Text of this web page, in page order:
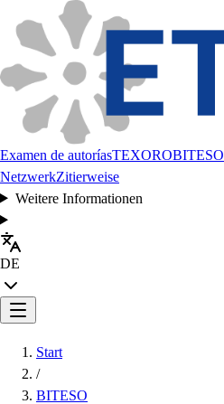
Examen de autoríasTEXOROBITESO
NetzwerkZitierweise
Weitere Informationen
DE
Start
/
BITESO